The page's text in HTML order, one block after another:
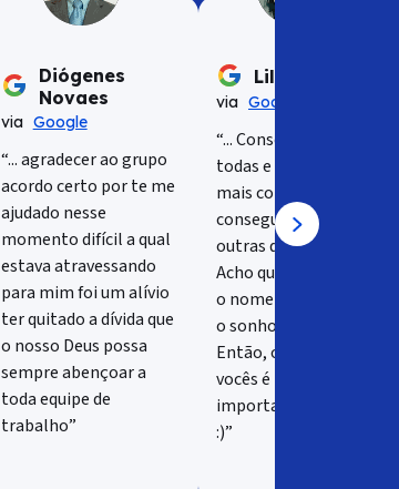
Diógenes
Novaes
via Google
“... agradecer ao grupo
acordo certo por te me
ajudado nesse
momento difícil a qual
estava atravessando
para mim foi um alívio
ter quitado a dívida que
o nosso Deus possa
sempre abençoar a
toda equipe de
trabalho”
Liliane Almeida
via Google
“... Consegui quitar
todas e agora estou
mais confiante que
conseguirei quitar
outras que ainda tenho.
Acho que o sonho de ter
o nome limpo deve ser
o sonho de todos.
Então, o trabalho de
vocês é muito
importante. Obrigada
:)”